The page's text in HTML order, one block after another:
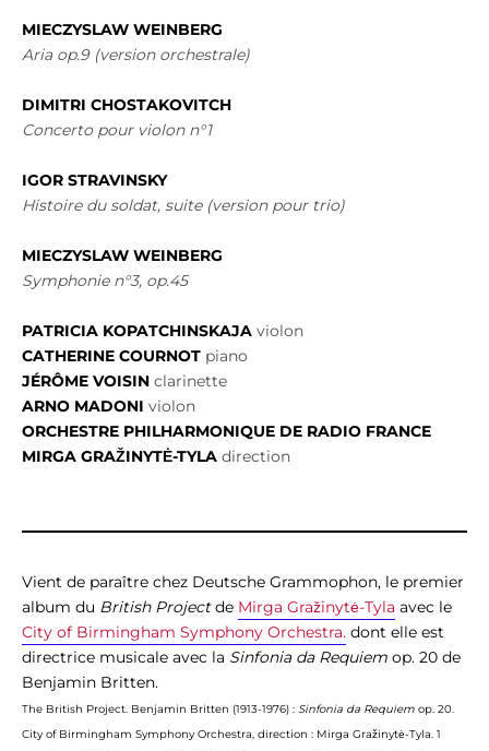
MIECZYSLAW WEINBERG
Aria op.9 (version orchestrale)
DIMITRI CHOSTAKOVITCH
Concerto pour violon n°1
IGOR STRAVINSKY
Histoire du soldat, suite (version pour trio)
MIECZYSLAW WEINBERG
Symphonie n°3, op.45
PATRICIA KOPATCHINSKAJA violon
CATHERINE COURNOT piano
JÉRÔME VOISIN clarinette
ARNO MADONI violon
ORCHESTRE PHILHARMONIQUE DE RADIO FRANCE
MIRGA GRAŽINYTĖ-TYLA direction
Vient de paraître chez Deutsche Grammophon, le premier
album du British Projectde Mirga Gražinytė-Tyla avec le
City of Birmingham Symphony Orchestra. dont elle est
directrice musicale avec la Sinfonia da Requiem op. 20 de
Benjamin Britten.
The British Project. Benjamin Britten (1913-1976) : Sinfonia da Requiem op. 20.
City of Birmingham Symphony Orchestra, direction : Mirga Gražinytė-Tyla. 1